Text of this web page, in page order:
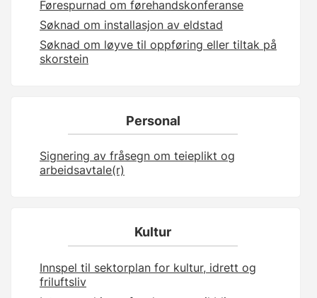
Førespurnad om førehandskonferanse
Søknad om installasjon av eldstad
Søknad om løyve til oppføring eller tiltak på
skorstein
Personal
Signering av fråsegn om teieplikt og
arbeidsavtale(r)
Kultur
Innspel til sektorplan for kultur, idrett og
friluftsliv